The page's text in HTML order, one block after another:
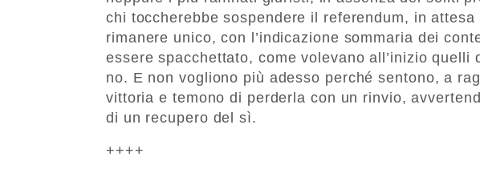
chi toccherebbe sospendere il referendum, in
rimanere unico, con l’indicazione sommaria dei
essere spacchettato, come volevano all’inizio quelli
no. E non vogliono più adesso perché sentono, a
vittoria e temono di perderla con un rinvio,
di un recupero del sì.
++++